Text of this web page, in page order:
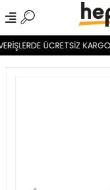
ÜCRETSİZ KARGO!